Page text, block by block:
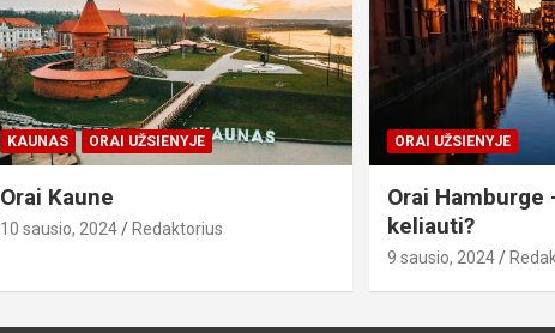
KAUNAS ORAI UŽSIENYJE
Orai Kaune
10 sausio, 2024 Redaktorius
ORAI UŽSIENYJE
Orai Hamburge
keliauti?
9 sausio, 2024